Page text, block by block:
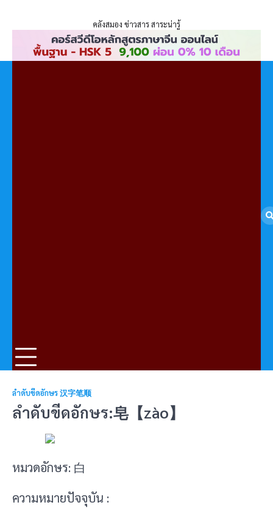
คลังสมอง ข่าวสาร สาระน่ารู้
ลำดับขีดอักษร 汉字笔顺
ลำดับขีดอักษร:皂【zào】
หมวดอักษร: 白
ความหมายปัจจุบัน :